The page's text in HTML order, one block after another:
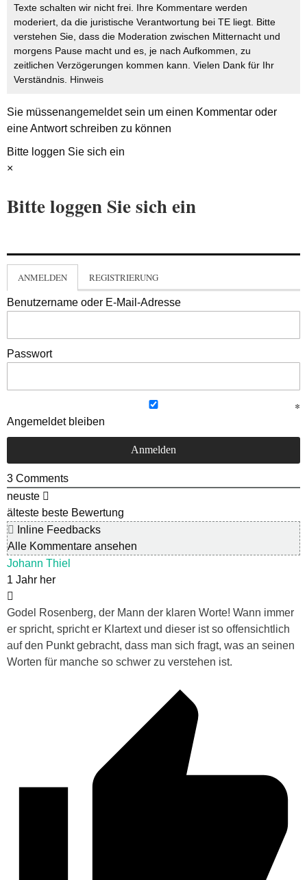
Texte schalten wir nicht frei. Ihre Kommentare werden
moderiert, da die juristische Verantwortung bei TE liegt. Bitte
verstehen Sie, dass die Moderation zwischen Mitternacht und
morgens Pause macht und es, je nach Aufkommen, zu
zeitlichen Verzögerungen kommen kann. Vielen Dank für Ihr
Verständnis. Hinweis
Sie müssenangemeldetsein um einen Kommentar oder
eine Antwort schreiben zu können
Bitte loggen Sie sich ein
×
Bitte loggen Sie sich ein
ANMELDEN REGISTRIERUNG
Benutzername oder E-Mail-Adresse
Passwort
Angemeldet bleiben
3 Comments
neuste
älteste beste Bewertung
Inline Feedbacks
Alle Kommentare ansehen
Johann Thiel
1 Jahr her
Godel Rosenberg, der Mann der klaren Worte! Wann immer
er spricht, spricht er Klartext und dieser ist so offensichtlich
auf den Punkt gebracht, dass man sich fragt, was an seinen
Worten für manche so schwer zu verstehen ist.